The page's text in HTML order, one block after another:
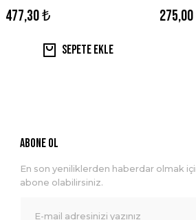
477,30 ₺
Sepete Ekle
ABONE OL
En son yeniliklerden haberdar olmak
abone olabilirsiniz.